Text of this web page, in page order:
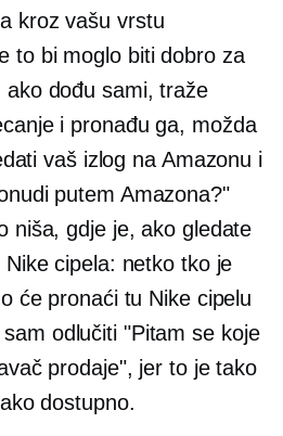
a kroz vašu vrstu
to bi moglo biti dobro za
ako dođu sami, traže
i pronađu ga, možda
vaš izlog na Amazonu i
putem Amazona?"
niša, gdje je, ako gledate
cipela: netko tko je
će pronaći tu Nike cipelu
odlučiti "Pitam se koje
prodaje", jer to je tako
dostupno.